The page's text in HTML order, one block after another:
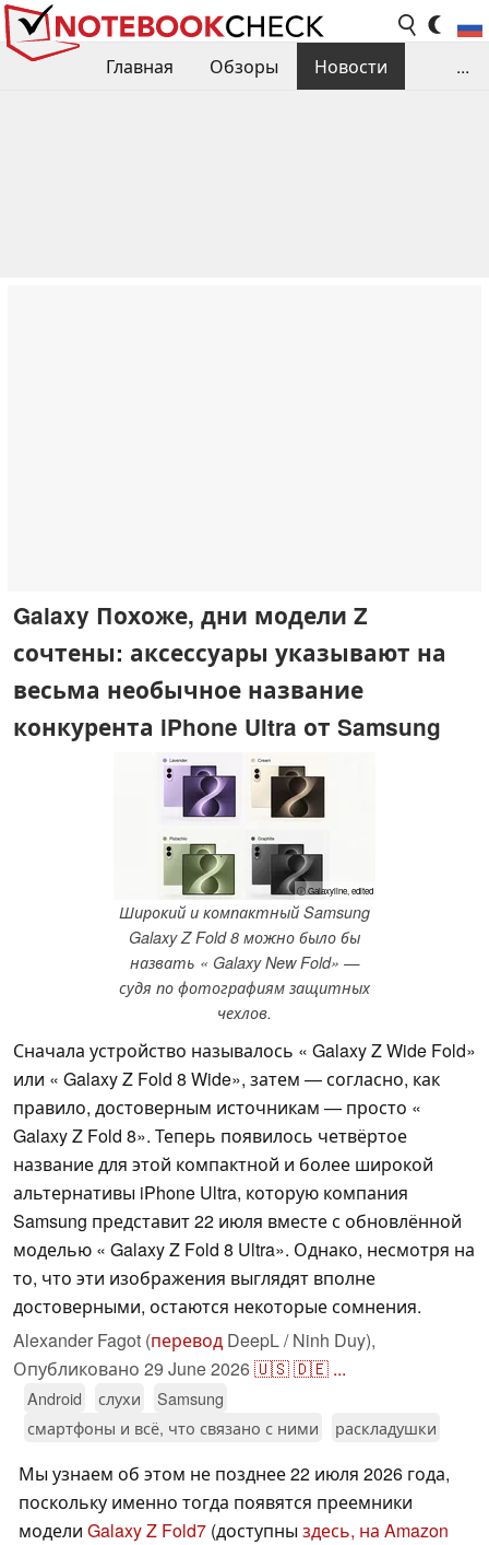
Главная Обзоры
Новости
...
Galaxy Похоже, дни модели Z
сочтены: аксессуары указывают на
весьма необычное название
конкурента iPhone Ultra от Samsung
ⓘ Galaxyline, edited
Широкий и компактный Samsung
Galaxy Z Fold 8 можно было бы
назвать « Galaxy New Fold» —
судя по фотографиям защитных
чехлов.
Сначала устройство называлось « Galaxy Z Wide Fold»
или « Galaxy Z Fold 8 Wide», затем — согласно, как
правило, достоверным источникам — просто «
Galaxy Z Fold 8». Теперь появилось четвёртое
название для этой компактной и более широкой
альтернативы iPhone Ultra, которую компания
Samsung представит 22 июля вместе с обновлённой
моделью « Galaxy Z Fold 8 Ultra». Однако, несмотря на
то, что эти изображения выглядят вполне
достоверными, остаются некоторые сомнения.
Alexander Fagot (перевод DeepL / Ninh Duy),
Опубликовано 29 June 2026🇺🇸🇩🇪 ...
Android слухи
Samsung
смартфоны и всё, что связано с ними
раскладушки
Мы узнаем об этом не позднее 22 июля 2026 года,
поскольку именно тогда появятся преемники
модели Galaxy Z Fold7 (доступны здесь, на Amazon